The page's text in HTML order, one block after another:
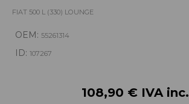
FIAT 500 L (330) LOUNGE
OEM: 55261314
ID: 107267
108,90 € IVA inc.